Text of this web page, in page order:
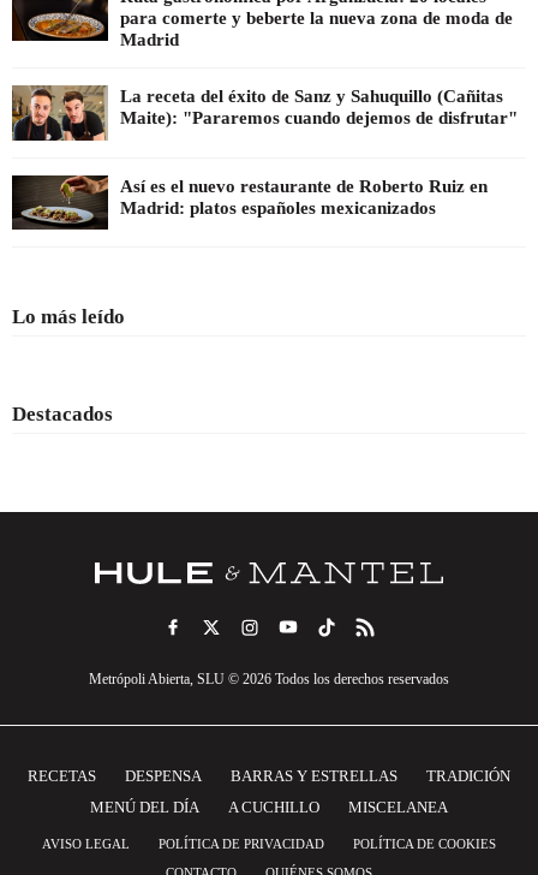
para comerte y beberte la nueva zona de moda de
Madrid
La receta del éxito de Sanz y Sahuquillo (Cañitas
Maite): "Pararemos cuando dejemos de disfrutar"
Así es el nuevo restaurante de Roberto Ruiz en
Madrid: platos españoles mexicanizados
Lo más leído
Destacados
Metrópoli Abierta, SLU © 2026 Todos los derechos reservados
RECETAS DESPENSA BARRAS Y ESTRELLAS
TRADICIÓN
MENÚ DEL DÍA
A CUCHILLO MISCELANEA
AVISO LEGAL POLÍTICA DE PRIVACIDAD
POLÍTICA DE COOKIES